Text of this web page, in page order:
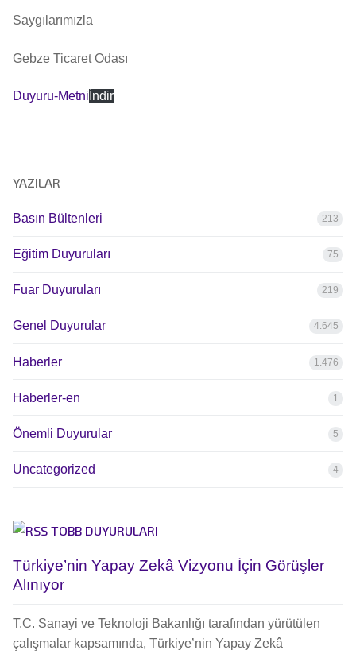
Saygılarımızla
Gebze Ticaret Odası
Duyuru-Metni İndir
YAZILAR
Basın Bültenleri 213
Eğitim Duyuruları 75
Fuar Duyuruları 219
Genel Duyurular 4.645
Haberler 1.476
Haberler-en 1
Önemli Duyurular 5
Uncategorized 4
TOBB DUYURULARI
Türkiye’nin Yapay Zekâ Vizyonu İçin Görüşler
Alınıyor
T.C. Sanayi ve Teknoloji Bakanlığı tarafından yürütülen
çalışmalar kapsamında, Türkiye’nin Yapay Zekâ